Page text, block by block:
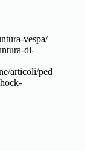
vespa/
di-
articoli/ped